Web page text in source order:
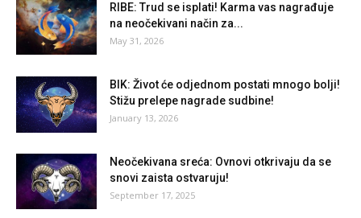
RIBE: Trud se isplati! Karma vas nagrađuje
na neočekivani način za...
May 31, 2026
BIK: Život će odjednom postati mnogo bolji!
Stižu prelepe nagrade sudbine!
January 13, 2026
Neočekivana sreća: Ovnovi otkrivaju da se
snovi zaista ostvaruju!
September 17, 2025